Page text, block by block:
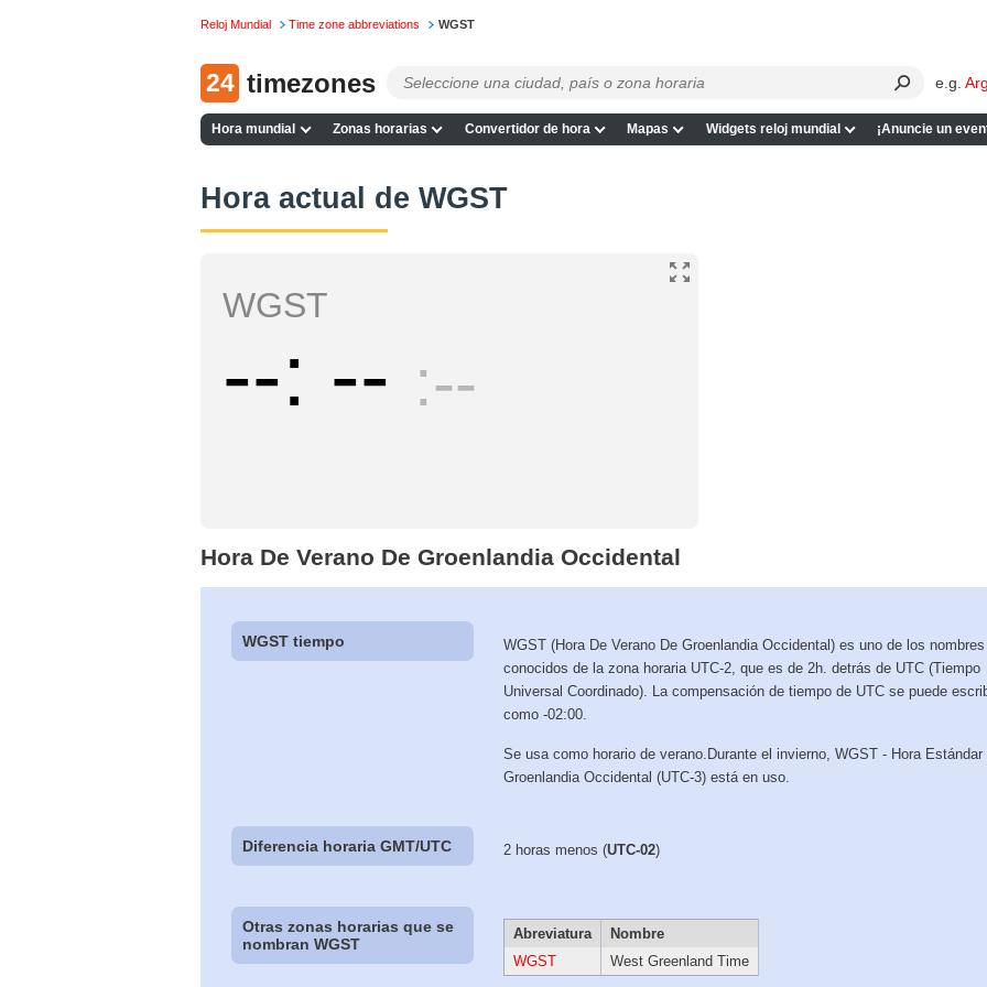
Reloj Mundial Time zone abbreviations WGST
24 timezones e.g.
Hora mundial Zonas horarias Convertidor de hora Mapas Widgets reloj mundial ¡Anuncie un
Hora actual de WGST
WGST
-- -- --
Hora De Verano De Groenlandia Occidental
WGST tiempo
WGST (Hora De Verano De Groenlandia Occidental) es uno de los
conocidos de la zona horaria UTC-2, que es de 2h. detrás de UTC (Tiempo
Universal Coordinado). La compensación de tiempo de UTC se puede
como -02:00.
Se usa como horario de verano.Durante el invierno, WGST - Hora Estándar
Groenlandia Occidental (UTC-3) está en uso.
Diferencia horaria GMT/UTC 2 horas menos (UTC-02)
Otras zonas horarias que se
nombran WGST
Abreviatura
Nombre
WGST
West Greenland Time